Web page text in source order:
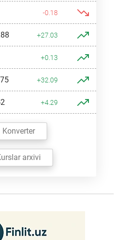
-0.18
+27.03
+0.13
+32.09
+4.29
Konverter
arxivi